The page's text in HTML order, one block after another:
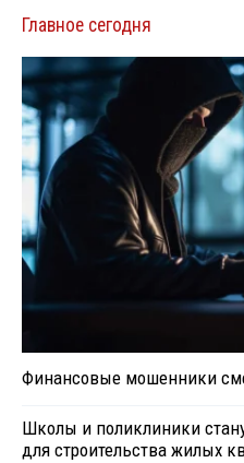
Главное сегодня
Финансовые мошенники
Школы и поликлиники
для строительства жилых